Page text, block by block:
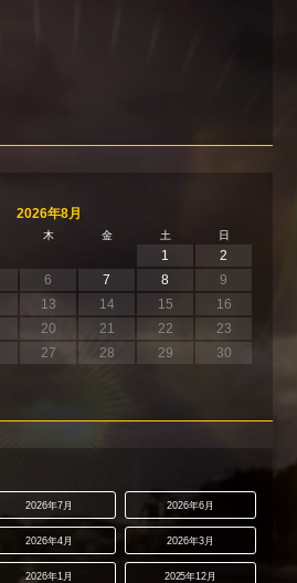
2026年8月
木 金 土 日
1
2
6 7 8
9
13 14 15
16
20 21 22
23
27 28 29
30
2026年7月 2026年6月
2026年4月 2026年3月
2026年1月 2025年12月